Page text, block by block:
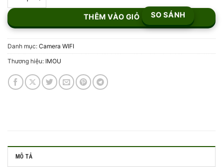
THÊM VÀO GIỎ SO SÁNH
Danh mục: Camera WIFI
Thương hiệu: IMOU
MÔ TẢ